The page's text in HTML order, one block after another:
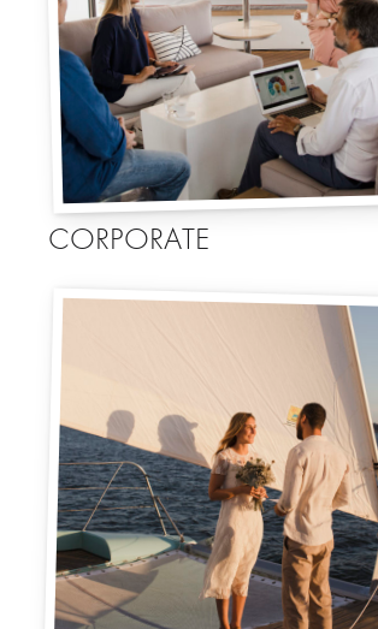
CORPORATE